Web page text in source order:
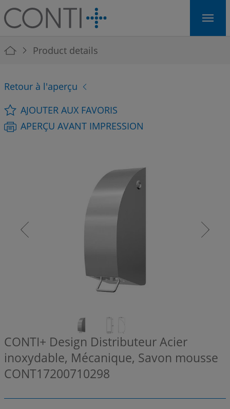
Skip to main navigation
Skip to main content
Skip to page footer
You are here:
Product details
Retour à l'aperçu
AJOUTER AUX FAVORIS
APERÇU AVANT IMPRESSION
CONTI+ Design Distributeur Acier
inoxydable, Mécanique, Savon mousse
CONT17200710298